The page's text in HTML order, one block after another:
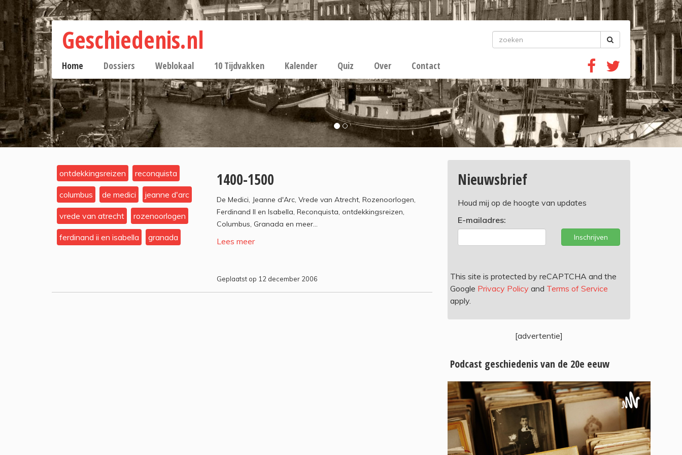
Geschiedenis.nl
Home Dossiers Weblokaal 10 Tijdvakken Kalender Quiz Over Contact
ontdekkingsreizen reconquista
columbus de medici jeanne d'arc
vrede van atrecht rozenoorlogen
ferdinand ii en isabella granada
1400-1500
De Medici, Jeanne d'Arc, Vrede van Atrecht, Rozenoorlogen,
Ferdinand II en Isabella, Reconquista, ontdekkingsreizen,
Columbus, Granada en meer...
Lees meer
Geplaatst op 12 december 2006
Nieuwsbrief
Houd mij op de hoogte van updates
E-mailadres:
Inschrijven
This site is protected by reCAPTCHA and the
Google Privacy Policy and Terms of Service
apply.
[advertentie]
Podcast geschiedenis van de 20e eeuw